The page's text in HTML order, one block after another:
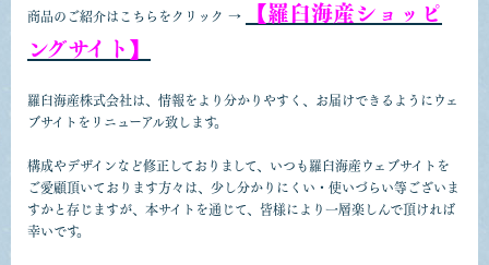
商品のご紹介はこちらをクリック →
【羅臼海産ショッピ
ングサイト】
羅臼海産株式会社は、情報をより分かりやすく、お届けできるようにウェ
ブサイトをリニューアル致します。
構成やデザインなど修正しておりまして、いつも羅臼海産ウェブサイトを
ご愛顧頂いております方々は、少し分かりにくい・使いづらい等ございま
すかと存じますが、本サイトを通じて、皆様により一層楽しんで頂ければ
幸いです。